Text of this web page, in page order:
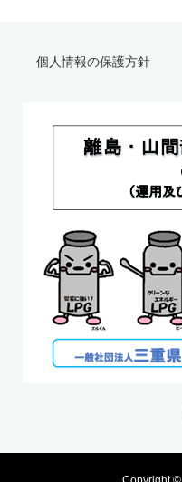
個人情報の保護方針